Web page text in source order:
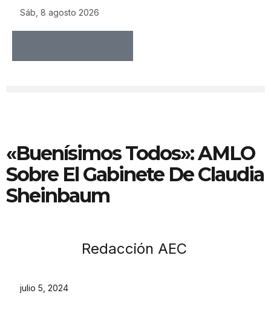
Sáb, 8 agosto 2026
«Buenísimos Todos»: AMLO
Sobre El Gabinete De Claudia
Sheinbaum
Redacción AEC
julio 5, 2024